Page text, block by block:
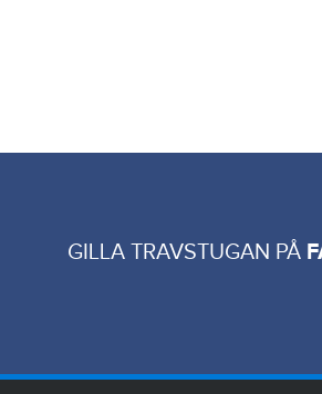
GILLA TRAVSTUGAN PÅ